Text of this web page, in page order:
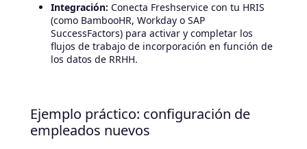
Integración: Conecta Freshservice con tu HRIS
(como BambooHR, Workday o SAP
SuccessFactors) para activar y completar los
flujos de trabajo de incorporación en función de
los datos de RRHH.
Ejemplo práctico: configuración de
empleados nuevos